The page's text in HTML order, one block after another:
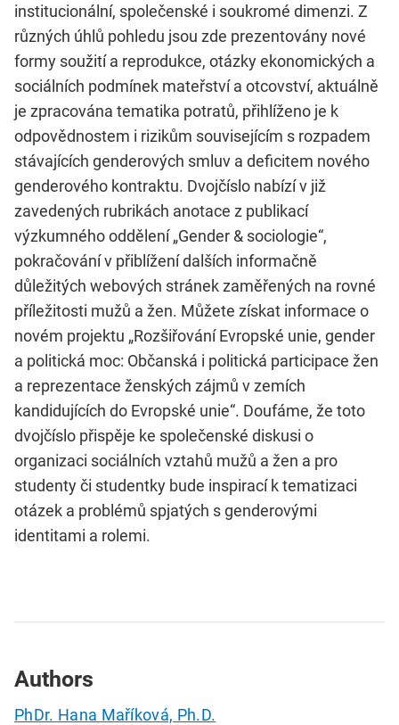
institucionální, společenské i soukromé dimenzi. Z
různých úhlů pohledu jsou zde prezentovány nové
formy soužití a reprodukce, otázky ekonomických a
sociálních podmínek mateřství a otcovství, aktuálně
je zpracována tematika potratů, přihlíženo je k
odpovědnostem i rizikům souvisejícím s rozpadem
stávajících genderových smluv a deficitem nového
genderového kontraktu. Dvojčíslo nabízí v již
zavedených rubrikách anotace z publikací
výzkumného oddělení „Gender & sociologie“,
pokračování v přiblížení dalších informačně
důležitých webových stránek zaměřených na rovné
příležitosti mužů a žen. Můžete získat informace o
novém projektu „Rozšiřování Evropské unie, gender
a politická moc: Občanská i politická participace žen
a reprezentace ženských zájmů v zemích
kandidujících do Evropské unie“. Doufáme, že toto
dvojčíslo přispěje ke společenské diskusi o
organizaci sociálních vztahů mužů a žen a pro
studenty či studentky bude inspirací k tematizaci
otázek a problémů spjatých s genderovými
identitami a rolemi.
Authors
PhDr. Hana Maříková, Ph.D.